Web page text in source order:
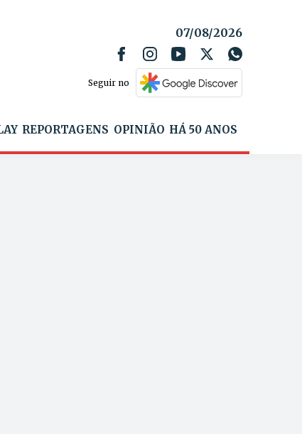
07/08/2026
Seguir no
REPORTAGENS OPINIÃO HÁ 50 ANOS